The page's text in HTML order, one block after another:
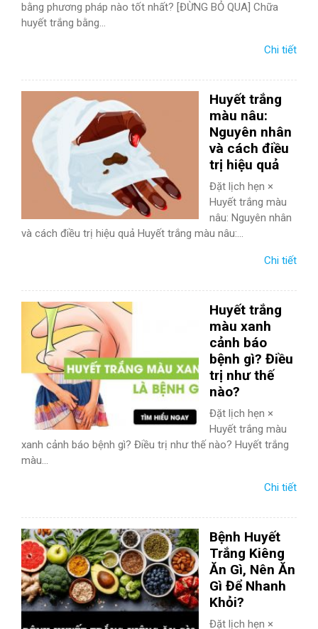
bằng phương pháp nào tốt nhất? [ĐỪNG BỎ QUA] Chữa
huyết trắng bằng...
Chi tiết
Huyết trắng
màu nâu:
Nguyên nhân
và cách điều
trị hiệu quả
Đặt lịch hẹn ×
Huyết trắng màu
nâu: Nguyên nhân
và cách điều trị hiệu quả Huyết trắng màu nâu:...
Chi tiết
Huyết trắng
màu xanh
cảnh báo
bệnh gì? Điều
trị như thế
nào?
Đặt lịch hẹn ×
Huyết trắng màu
xanh cảnh báo bệnh gì? Điều trị như thế nào? Huyết trắng
màu...
Chi tiết
Bệnh Huyết
Trắng Kiêng
Ăn Gì, Nên Ăn
Gì Để Nhanh
Khỏi?
Đặt lịch hẹn ×